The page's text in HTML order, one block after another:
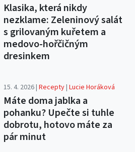
Klasika, která nikdy
nezklame: Zeleninový salát
s grilovaným kuřetem a
medovo-hořčičným
dresinkem
15. 4. 2026 |Recepty|Lucie Horáková
Máte doma jablka a
pohanku? Upečte si tuhle
dobrotu, hotovo máte za
pár minut